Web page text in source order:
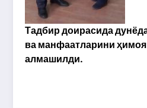
Тадбир доирасида
ва манфаатларини
алмашилди.